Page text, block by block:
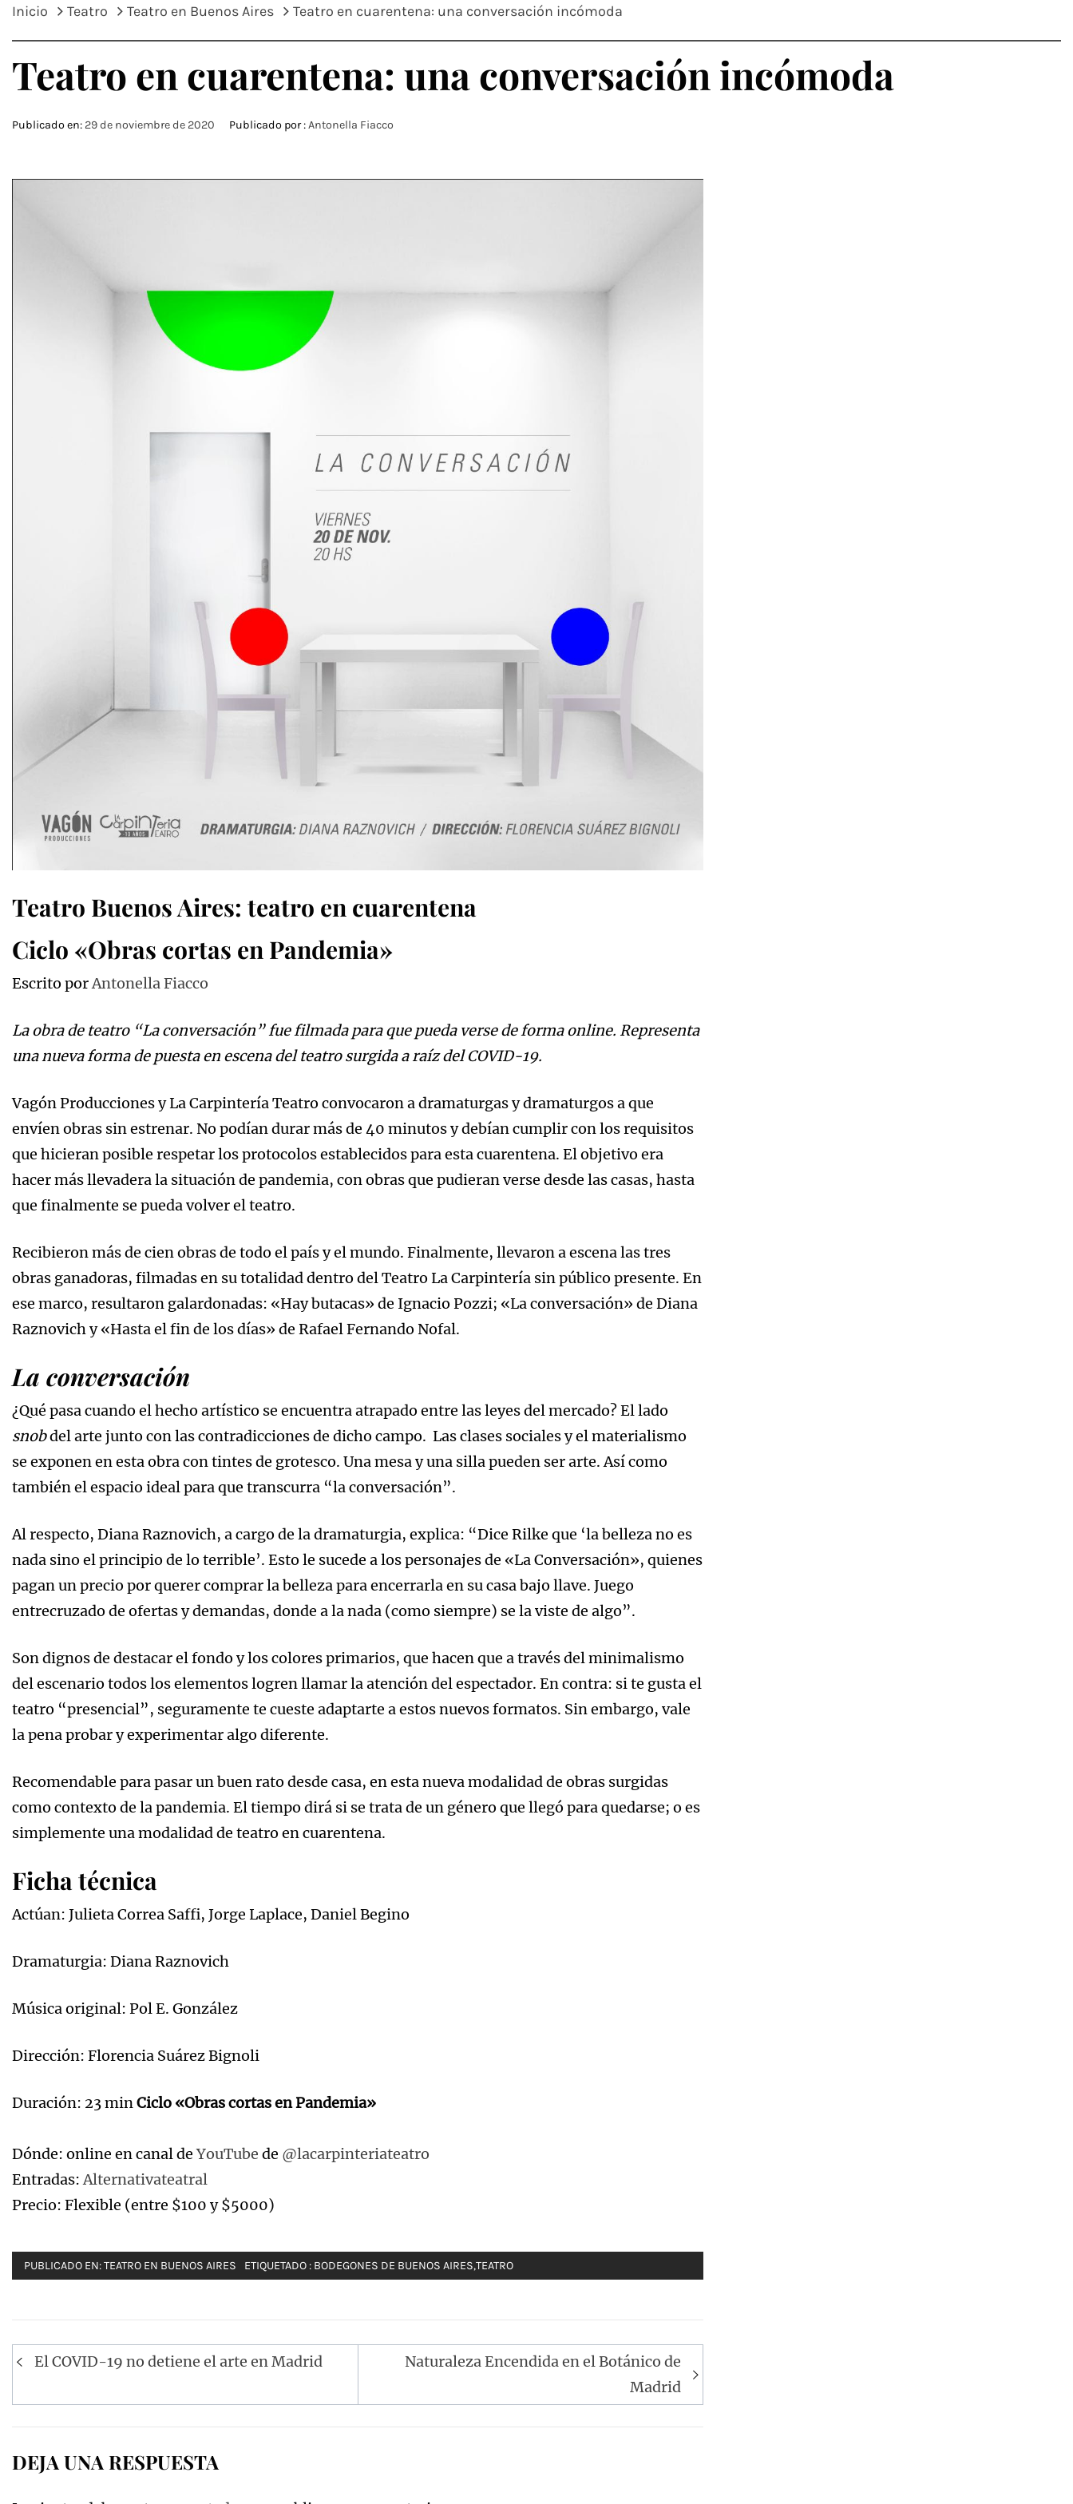
Inicio Teatro Teatro en Buenos Aires Teatro en cuarentena: una conversación incómoda
Teatro en cuarentena: una conversación incómoda
Publicado en: 29 de noviembre de 2020 Publicado por :Antonella Fiacco
Teatro Buenos Aires: teatro en cuarentena
Ciclo «Obras cortas en Pandemia»
Escrito porAntonella Fiacco
La obra de teatro “La conversación” fue filmada para que pueda verse de forma online. Representa
una nueva forma de puesta en escena del teatro surgida a raíz del COVID-19.
Vagón Producciones y La Carpintería Teatro convocaron a dramaturgas y dramaturgos a que
envíen obras sin estrenar. No podían durar más de 40 minutos y debían cumplir con los requisitos
que hicieran posible respetar los protocolos establecidos para esta cuarentena. El objetivo era
hacer más llevadera la situación de pandemia, con obras que pudieran verse desde las casas, hasta
que finalmente se pueda volver el teatro.
Recibieron más de cien obras de todo el país y el mundo. Finalmente, llevaron a escena las tres
obras ganadoras, filmadas en su totalidad dentro del Teatro La Carpintería sin público presente. En
ese marco, resultaron galardonadas: «Hay butacas» de Ignacio Pozzi; «La conversación» de Diana
Raznovich y «Hasta el fin de los días» de Rafael Fernando Nofal.
La conversación
¿Qué pasa cuando el hecho artístico se encuentra atrapado entre las leyes del mercado? El lado
snobdel arte junto con las contradicciones de dicho campo. Las clases sociales y el materialismo
se exponen en esta obra con tintes de grotesco. Una mesa y una silla pueden ser arte. Así como
también el espacio ideal para que transcurra “la conversación”.
Al respecto, Diana Raznovich, a cargo de la dramaturgia, explica: “Dice Rilke que ‘la belleza no es
nada sino el principio de lo terrible’. Esto le sucede a los personajes de «La Conversación», quienes
pagan un precio por querer comprar la belleza para encerrarla en su casa bajo llave. Juego
entrecruzado de ofertas y demandas, donde a la nada (como siempre) se la viste de algo”.
Son dignos de destacar el fondo y los colores primarios, que hacen que a través del minimalismo
del escenario todos los elementos logren llamar la atención del espectador. En contra: si te gusta el
teatro “presencial”, seguramente te cueste adaptarte a estos nuevos formatos. Sin embargo, vale
la pena probar y experimentar algo diferente.
Recomendable para pasar un buen rato desde casa, en esta nueva modalidad de obras surgidas
como contexto de la pandemia. El tiempo dirá si se trata de un género que llegó para quedarse; o es
simplemente una modalidad de teatro en cuarentena.
Ficha técnica
Actúan: Julieta Correa Saffi, Jorge Laplace, Daniel Begino
Dramaturgia: Diana Raznovich
Música original: Pol E. González
Dirección: Florencia Suárez Bignoli
Duración: 23 minCiclo «Obras cortas en Pandemia»
Dónde: online en canal deYouTube de @lacarpinteriateatro
Entradas:Alternativateatral
Precio: Flexible (entre $100 y $5000)
PUBLICADO EN:TEATRO EN BUENOS AIRES ETIQUETADO : BODEGONES DE BUENOS AIRES,TEATRO
Navegación
entradas
El COVID-19 no detiene el arte en Madrid
Naturaleza Encendida en el Botánico de
Madrid
DEJA UNA RESPUESTA